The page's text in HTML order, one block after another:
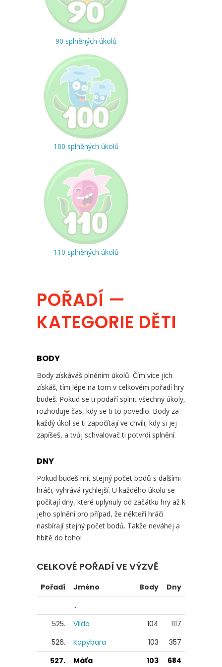
90 splněných úkolů
100 splněných úkolů
110 splněných úkolů
POŘADÍ —
KATEGORIE DĚTI
BODY
Body získáváš plněním úkolů. Čím více jich
získáš, tím lépe na tom v celkovém pořadí hry
budeš. Pokud se ti podaří splnit všechny úkoly,
rozhoduje čas, kdy se ti to povedlo. Body za
každý úkol se ti započítají ve chvíli, kdy si jej
zapíšeš, a tvůj schvalovač ti potvrdí splnění.
DNY
Pokud budeš mít stejný počet bodů s dalšími
hráči, vyhrává rychlejší. U každého úkolu se
počítají dny, které uplynuly od začátku hry až k
jeho splnění pro případ, že někteří hráči
nasbírají stejný počet bodů. Takže neváhej a
hbitě do toho!
CELKOVÉ POŘADÍ VE VÝZVĚ
Pořadí Jméno Body
Dny
...
525.
Vilda 104
1117
526.
Kapybara 103
357
527.
Máťa 103 684